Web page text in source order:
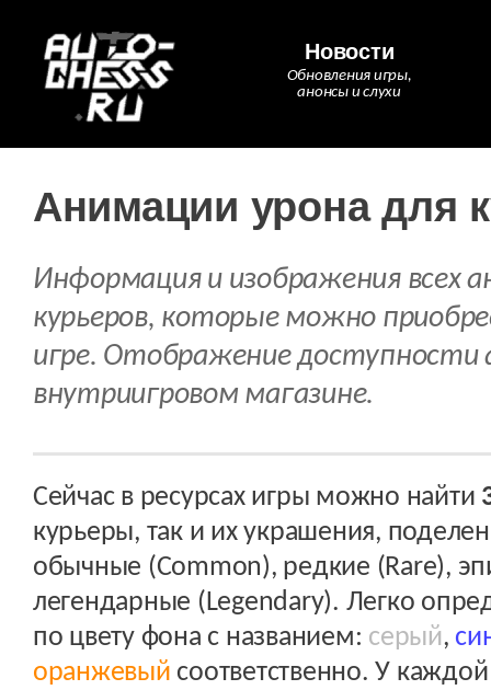
Новости
Обновления игры,
анонсы и слухи
Анимации урона для
Информация и изображения всех
курьеров, которые можно
игре. Отображение доступности
внутриигровом магазине.
Сейчас в ресурсах игры можно найти
курьеры, так и их украшения,
обычные (Common), редкие (Rare),
легендарные (Legendary). Легко
по цвету фона с названием: серый,
оранжевый соответственно. У